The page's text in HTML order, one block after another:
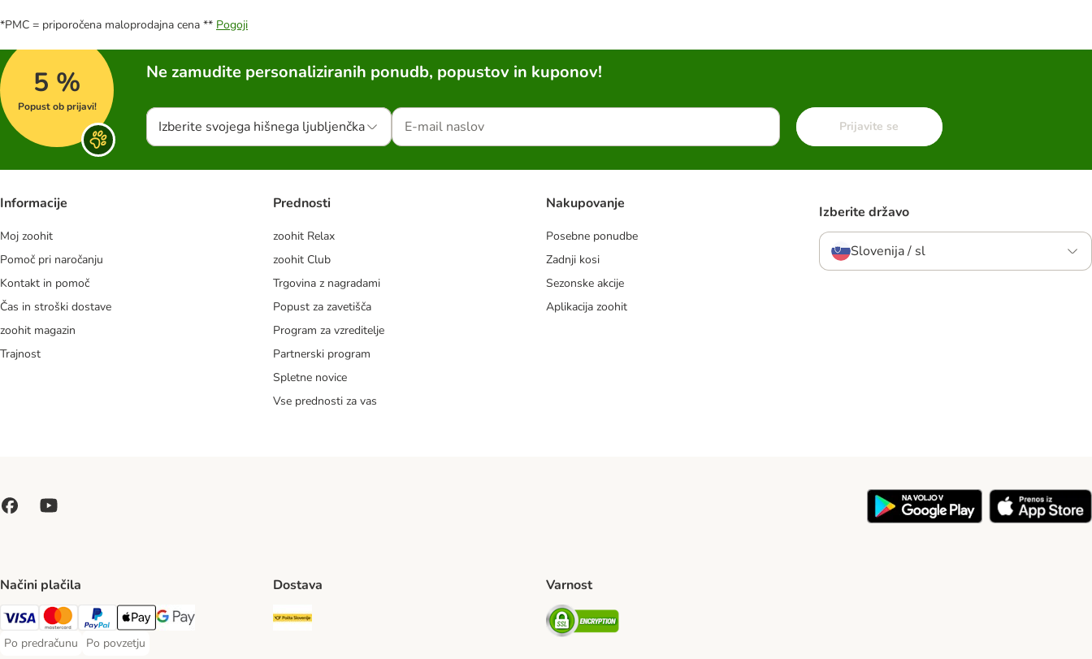
*PMC = priporočena maloprodajna cena ** Pogoji
5 %
Popust ob prijavi!
Ne zamudite personaliziranih ponudb, popustov in kuponov!
Izberite svojega hišnega ljubljenčka Prijavite se
Informacije
Moj zoohit
Pomoč pri naročanju
Kontakt in pomoč
Čas in stroški dostave
zoohit magazin
Trajnost
Prednosti
zoohit Relax
zoohit Club
Trgovina z nagradami
Popust za zavetišča
Program za vzreditelje
Partnerski program
Spletne novice
Vse prednosti za vas
Nakupovanje
Posebne ponudbe
Zadnji kosi
Sezonske akcije
Aplikacija zoohit
Izberite državo
Slovenija / sl
Načini plačila
Visa Payment Method
MasterCard Payment Method
PayPal Payment Method
Apple Pay Payment Method
Google pay Payment Method
Po predračunu
Po predračunu Payment Method
Po povzetju
Po povzetju Payment Method
Dostava
Pošta Slovenije Shipping Method
Varnost
Security